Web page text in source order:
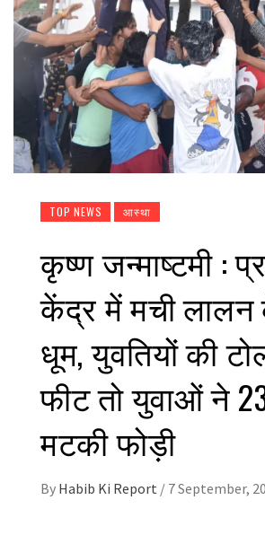
TOP NEWS आस्था
कृष्ण जन्माष्टमी :
केंद्र में मची
धूम, युवतियों की
फीट तो युवाओं ने
मटकी फोड़ी
By Habib Ki Report / 7 September,